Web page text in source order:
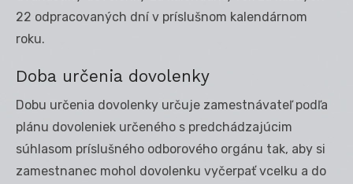
22 odpracovaných dní v príslušnom kalendárnom
roku.
Doba určenia dovolenky
Dobu určenia dovolenky určuje zamestnávateľ podľa
plánu dovoleniek určeného s predchádzajúcim
súhlasom príslušného odborového orgánu tak, aby si
zamestnanec mohol dovolenku vyčerpať vcelku a do